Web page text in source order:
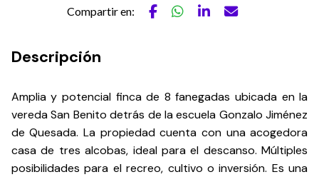
Compartir en:
Descripción
Amplia y potencial finca de 8 fanegadas ubicada en la
vereda San Benito detrás de la escuela Gonzalo Jiménez
de Quesada. La propiedad cuenta con una acogedora
casa de tres alcobas, ideal para el descanso. Múltiples
posibilidades para el recreo, cultivo o inversión. Es una